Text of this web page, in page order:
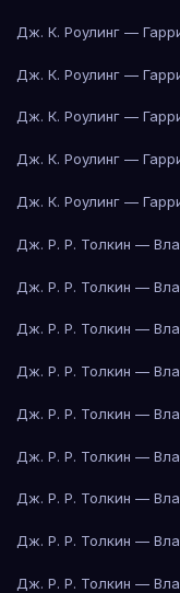
Дж. К. Роулинг —
Дж. К. Роулинг —
Дж. К. Роулинг —
Дж. К. Роулинг —
Дж. К. Роулинг —
Дж. Р. Р. Толкин —
Дж. Р. Р. Толкин —
Дж. Р. Р. Толкин —
Дж. Р. Р. Толкин —
Дж. Р. Р. Толкин —
Дж. Р. Р. Толкин —
Дж. Р. Р. Толкин —
Дж. Р. Р. Толкин —
Дж. Р. Р. Толкин —